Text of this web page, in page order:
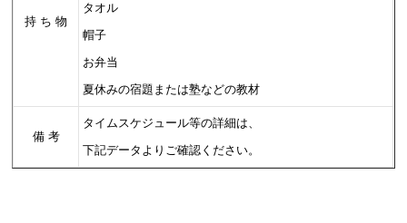
持 ち 物
タオル
帽子
お弁当
夏休みの宿題または塾などの教材
備 考
タイムスケジュール等の詳細は、
下記データよりご確認ください。